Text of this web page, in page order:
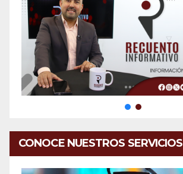
CONOCE NUESTROS SERVICIOS